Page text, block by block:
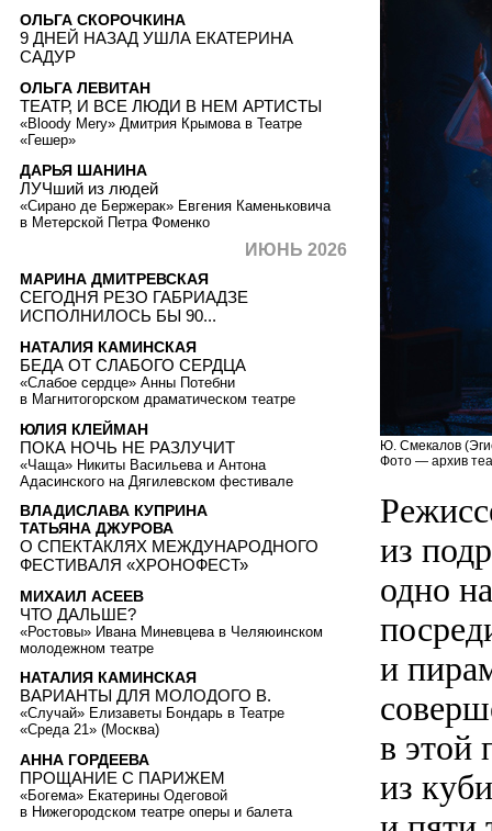
Ю. Смекалов
Фото — архив
из
одно
и
в этой
из
ОЛЬГА СКОРОЧКИНА
9 ДНЕЙ НАЗАД УШЛА ЕКАТЕРИНА
САДУР
ОЛЬГА ЛЕВИТАН
ТЕАТР, И ВСЕ ЛЮДИ В НЕМ АРТИСТЫ
«Bloody Mery» Дмитрия Крымова в Театре
«Гешер»
ДАРЬЯ ШАНИНА
ЛУЧший из людей
«Сирано де Бержерак» Евгения Каменьковича
в Метерской Петра Фоменко
ИЮНЬ 2026
МАРИНА ДМИТРЕВСКАЯ
СЕГОДНЯ РЕЗО ГАБРИАДЗЕ
ИСПОЛНИЛОСЬ БЫ 90...
НАТАЛИЯ КАМИНСКАЯ
БЕДА ОТ СЛАБОГО СЕРДЦА
«Слабое сердце» Анны Потебни
в Магнитогорском драматическом театре
ЮЛИЯ КЛЕЙМАН
ПОКА НОЧЬ НЕ РАЗЛУЧИТ
«Чаща» Никиты Васильева и Антона
Адасинского на Дягилевском фестивале
ВЛАДИСЛАВА КУПРИНА
ТАТЬЯНА ДЖУРОВА
О СПЕКТАКЛЯХ МЕЖДУНАРОДНОГО
ФЕСТИВАЛЯ «ХРОНОФЕСТ»
МИХАИЛ АСЕЕВ
ЧТО ДАЛЬШЕ?
«Ростовы» Ивана Миневцева в Челяюинском
молодежном театре
НАТАЛИЯ КАМИНСКАЯ
ВАРИАНТЫ ДЛЯ МОЛОДОГО В.
«Случай» Елизаветы Бондарь в Театре
«Среда 21» (Москва)
АННА ГОРДЕЕВА
ПРОЩАНИЕ С ПАРИЖЕМ
«Богема» Екатерины Одеговой
в Нижегородском театре оперы и балета